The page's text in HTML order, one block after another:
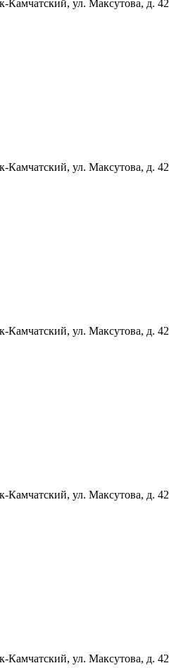
Камчатский, ул. Максутова, д. 42
Камчатский, ул. Максутова, д. 42
Камчатский, ул. Максутова, д. 42
Камчатский, ул. Максутова, д. 42
Камчатский, ул. Максутова, д. 42